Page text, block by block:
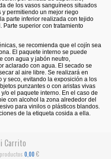
de los vasos sanguíneos situados
permitiendo un mejor riego
parte inferior realizada con tejido
Parte superior con tratamiento
se recomienda que el cojín sea
El paquete interno se puede
con agua y jabón neutro,
aclarado con agua. El secado se
al aire libre. Se realizará en
y seco, evitando la exposición a los
punzantes o con aristas vivas
o el paquete interno. En el caso de
con alcohol la zona alrededor del
para vinilos o plásticos blandos.
de la etiqueta cosida a ella.
Carrito
productos 0,00 €